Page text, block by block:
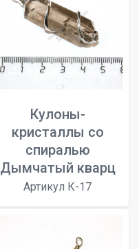
Кулоны-
кристаллы со
спиралью
Дымчатый кварц
Артикул К-17